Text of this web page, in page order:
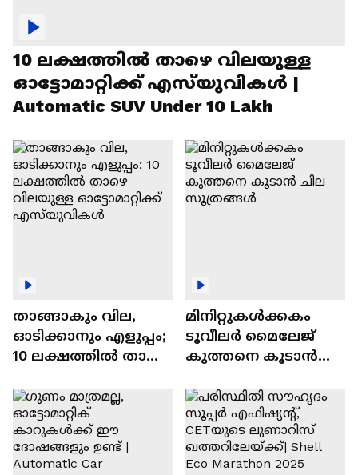
10 ലക്ഷത്തിൽ താഴെ വിലയുള്ള
ഓട്ടോമാറ്റിക്ക് എസ്‍യുവികൾ |
Automatic SUV Under 10 Lakh
താങ്ങാകും വില,
ഓടിക്കാനും എളുപ്പം;
10 ലക്ഷത്തിൽ താഴെ
ഓട്ടോമാറ്റിക്ക്
എസ്‍യുവികൾ
മിനിറ്റുകൾക്കകം
ടൂവീലർ മൈലേജ്
കുത്തനെ കൂടാൻ